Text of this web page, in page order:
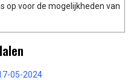
op voor de mogelijkheden van
05-2024